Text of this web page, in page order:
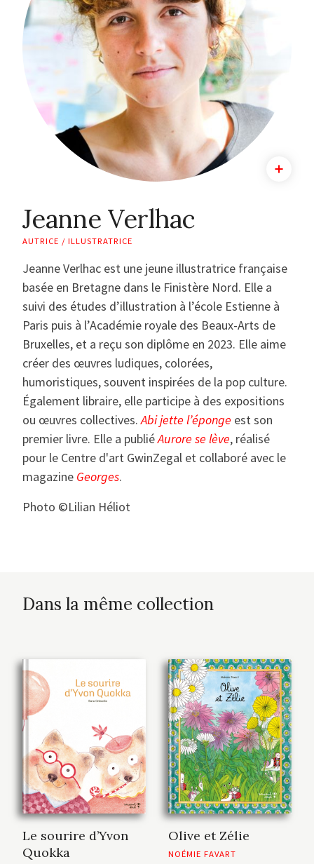
Jeanne Verlhac
AUTRICE / ILLUSTRATRICE
Jeanne Verlhac est une jeune illustratrice française
basée en Bretagne dans le Finistère Nord. Elle a
suivi des études d’illustration à l’école Estienne à
Paris puis à l’Académie royale des Beaux-Arts de
Bruxelles, et a reçu son diplôme en 2023. Elle aime
créer des œuvres ludiques, colorées,
humoristiques, souvent inspirées de la pop culture.
Également libraire, elle participe à des expositions
ou œuvres collectives.Abi jette l’éponge est son
premier livre. Elle a publiéAurore se lève, réalisé
pour le Centre d'art GwinZegal et collaboré avec le
magazine Georges.
Photo ©Lilian Héliot
Dans la même collection
Le sourire d’Yvon
Quokka
Olive et Zélie
NOÉMIE FAVART